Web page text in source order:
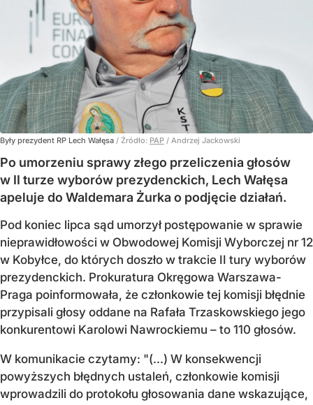
Były prezydent RP Lech Wałęsa / Źródło: PAP / Andrzej Jackowski
Po umorzeniu sprawy złego przeliczenia głosów
w II turze wyborów prezydenckich, Lech Wałęsa
apeluje do Waldemara Żurka o podjęcie działań.
Pod koniec lipca sąd umorzył postępowanie w sprawie
nieprawidłowości w Obwodowej Komisji Wyborczej nr 12
w Kobyłce, do których doszło w trakcie II tury wyborów
prezydenckich. Prokuratura Okręgowa Warszawa-
Praga poinformowała, że członkowie tej komisji błędnie
przypisali głosy oddane na Rafała Trzaskowskiego jego
konkurentowi Karolowi Nawrockiemu – to 110 głosów.
W komunikacie czytamy: "(...) W konsekwencji
powyższych błędnych ustaleń, członkowie komisji
wprowadzili do protokołu głosowania dane wskazujące,